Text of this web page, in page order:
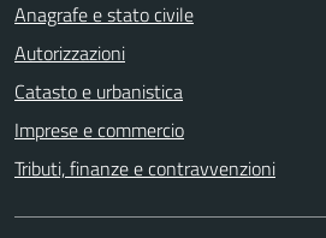
Anagrafe e stato civile
Autorizzazioni
Catasto e urbanistica
Imprese e commercio
Tributi, finanze e contravvenzioni